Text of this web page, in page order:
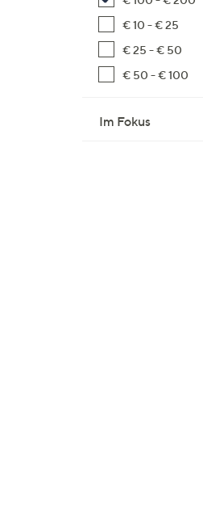
€ 10 - € 25
€ 25 - € 50
€ 50 - € 100
Im Fokus